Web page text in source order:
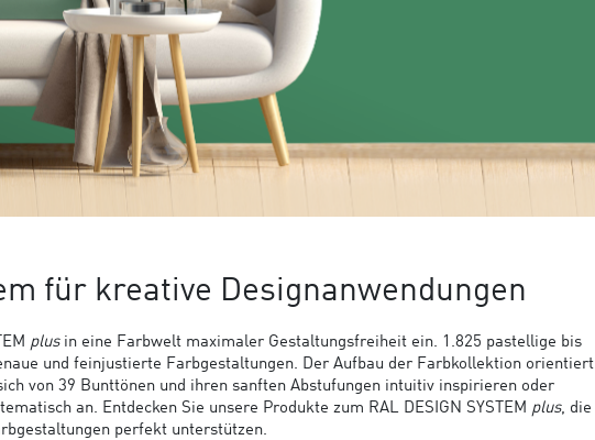
für kreative Designanwendungen
plusin eine Farbwelt maximaler Gestaltungsfreiheit ein. 1.825 pastellige bis
und feinjustierte Farbgestaltungen. Der Aufbau der Farbkollektion orientiert
von 39 Bunttönen und ihren sanften Abstufungen intuitiv inspirieren oder
an. Entdecken Sie unsere Produkte zum RAL DESIGN SYSTEM plus, die
perfekt unterstützen.